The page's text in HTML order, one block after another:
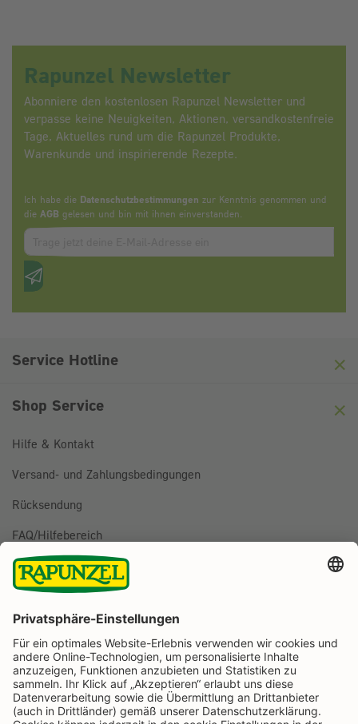
Rapunzel Newsletter
Abonniere den kostenlosen Rapunzel Newsletter und
verpasse keine Neuigkeiten, Aktionen, versandkostenfreie
Tage, Aktuelles rund um die Rapunzel Produkte,
Warenkunde und inspirierende Rezepte.
Ich habe die Datenschutzbestimmungen zur Kenntnis genommen und
die AGB gelesen und bin mit ihnen einverstanden.
Zum abbonieren des Newsletters, bitte E-Mail Adresse
Anti-Roboter-Verifizierung
Service Hotline
Shop Service
Hilfe & Kontakt
Versand- und Zahlungsbedingungen
Rücksendung
FAQ/Hilfebereich
BESTELLUNG WIDERRUFEN
Rapunzel Naturkost auf Facebook
Rapunzel Naturkost auf Instagram
Rapunzel Naturkost auf YouTube
Rapunzel Naturkost auf Pinterest
Rapunzel Naturkost auf LinkedIn
Informationen